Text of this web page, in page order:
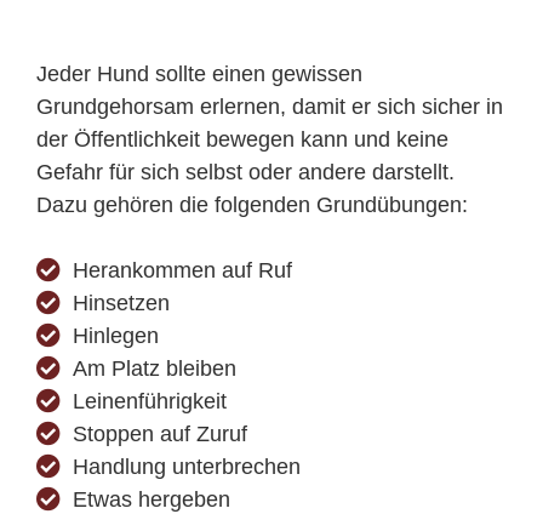
der Öffentlichkeit bewegen kann und keine
Gefahr für sich selbst oder andere darstellt.
Dazu gehören die folgenden Grundübungen:
Herankommen auf Ruf
Hinlegen
Am Platz bleiben
Leinenführigkeit
Stoppen auf Zuruf
Handlung unterbrechen
Etwas hergeben
Im Zuge der operanten Konditionierung muss
der Hund zunächst lernen, welches Verhalten